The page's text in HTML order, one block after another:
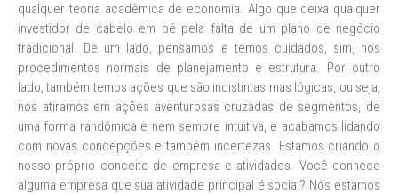
qualquer teoria acadêmica de economia. Algo que deixa qualquer
investidor de cabelo em pé pela falta de um plano de negócio
tradicional. De um lado, pensamos e temos cuidados, sim, nos
procedimentos normais de planejamento e estrutura. Por outro
lado, também temos ações que são indistintas mas lógicas, ou seja,
nos atiramos em ações aventurosas cruzadas de segmentos, de
uma forma randômica e nem sempre intuitiva, e acabamos lidando
com novas concepções e também incertezas. Estamos criando o
nosso próprio conceito de empresa e atividades. Você conhece
alguma empresa que sua atividade principal é social? Nós estamos